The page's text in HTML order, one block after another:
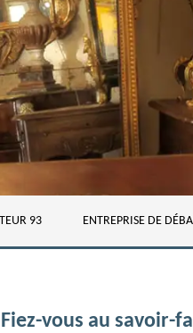
93 ENTREPRISE DE
Fiez-vous au savoir-